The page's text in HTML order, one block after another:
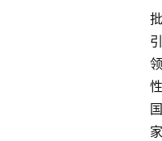
批
引
领
性
国
家